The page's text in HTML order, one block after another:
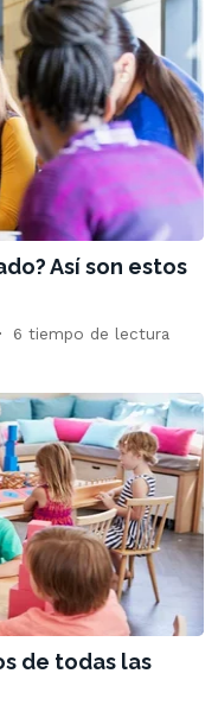
Así son estos
6 tiempo de lectura
de todas las